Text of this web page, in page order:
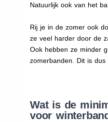
Natuurlijk ook van het
Rij je in de zomer ook
ze veel harder door de
Ook hebben ze minder
zomerbanden. Dit is dus
Wat is de
voor